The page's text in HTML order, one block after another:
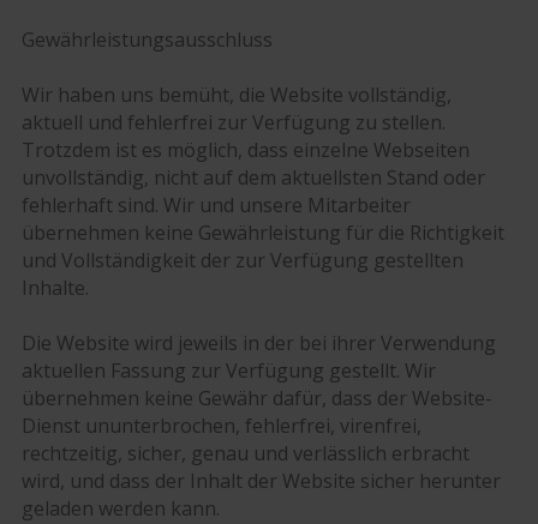
Gewährleistungsausschluss
Wir haben uns bemüht, die Website vollständig,
aktuell und fehlerfrei zur Verfügung zu stellen.
Trotzdem ist es möglich, dass einzelne Webseiten
unvollständig, nicht auf dem aktuellsten Stand oder
fehlerhaft sind. Wir und unsere Mitarbeiter
übernehmen keine Gewährleistung für die Richtigkeit
und Vollständigkeit der zur Verfügung gestellten
Inhalte.
Die Website wird jeweils in der bei ihrer Verwendung
aktuellen Fassung zur Verfügung gestellt. Wir
übernehmen keine Gewähr dafür, dass der Website-
Dienst ununterbrochen, fehlerfrei, virenfrei,
rechtzeitig, sicher, genau und verlässlich erbracht
wird, und dass der Inhalt der Website sicher herunter
geladen werden kann.